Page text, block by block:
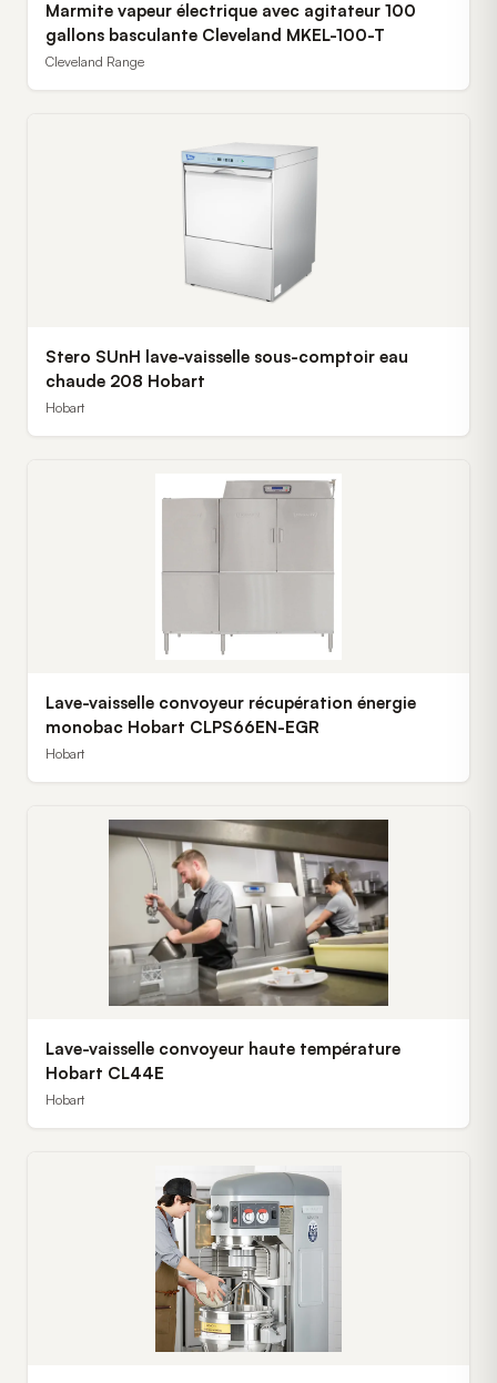
Marmite vapeur électrique avec agitateur 100
gallons basculante Cleveland MKEL-100-T
Cleveland Range
Stero SUnH lave-vaisselle sous-comptoir eau
chaude 208 Hobart
Hobart
Lave-vaisselle convoyeur récupération énergie
monobac Hobart CLPS66EN-EGR
Hobart
Lave-vaisselle convoyeur haute température
Hobart CL44E
Hobart